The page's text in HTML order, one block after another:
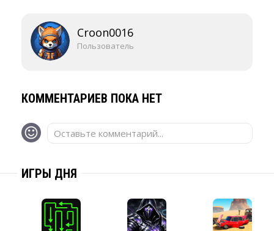
Croon0016
Пользователь
КОММЕНТАРИЕВ ПОКА НЕТ
Оставьте комментарий...
ИГРЫ ДНЯ